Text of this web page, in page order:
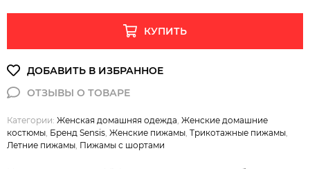
КУПИТЬ
Категории: Женская домашняя одежда Женские домашние
костюмы Бренд Sensis Женские пижамы Трикотажные пижамы
Летние пижамы Пижамы с шортами